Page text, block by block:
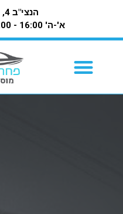
הנצי"ב 4, תל אביב - יפו
א'-ה' 16:00 - 07:00 | ו' 12:00 - 07:00